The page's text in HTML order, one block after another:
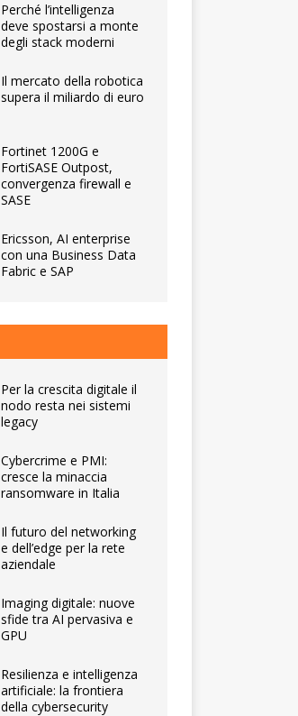
Perché l’intelligenza
deve spostarsi a monte
degli stack moderni
Il mercato della robotica
supera il miliardo di euro
Fortinet 1200G e
FortiSASE Outpost,
convergenza firewall e
SASE
Ericsson, AI enterprise
con una Business Data
Fabric e SAP
Per la crescita digitale il
nodo resta nei sistemi
legacy
Cybercrime e PMI:
cresce la minaccia
ransomware in Italia
Il futuro del networking
e dell’edge per la rete
aziendale
Imaging digitale: nuove
sfide tra AI pervasiva e
GPU
Resilienza e intelligenza
artificiale: la frontiera
della cybersecurity